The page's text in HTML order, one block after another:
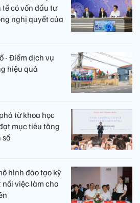
có vốn đầu tư
nghị quyết của
- Điểm dịch vụ
hiệu quả
từ khoa học
mục tiêu tăng
số
hình đào tạo kỹ
nối việc làm cho